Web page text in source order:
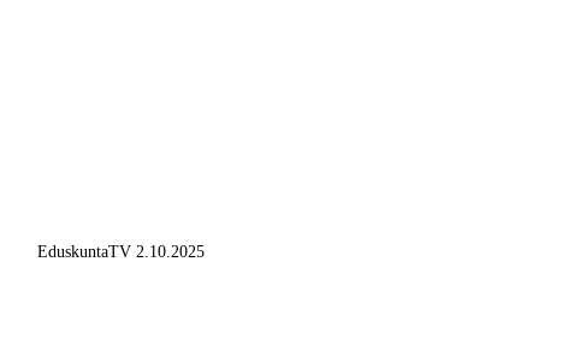
EduskuntaTV 2.10.2025